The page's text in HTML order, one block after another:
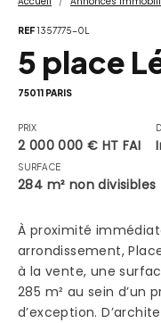
REF1357775-0L
5 place
75011 PARIS
PRIX
2 000 000 € HT FAI
SURFACE
284 m² non divisibles
À proximité
arrondissement,
à la vente, une
285 m² au sein d’un
d’exception.